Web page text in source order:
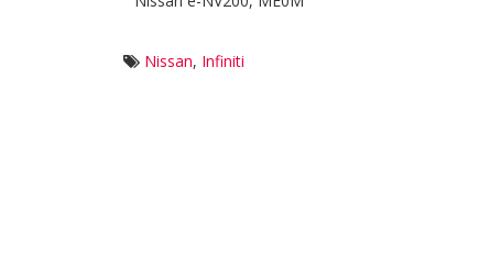
Nissan, Infiniti